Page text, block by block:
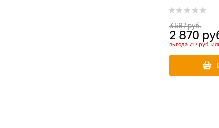
(FUR Cat
Hair)
3 587 руб.
2 870
выгода 717 руб.